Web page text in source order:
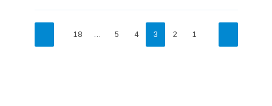
1
2
3
4
5
…
18